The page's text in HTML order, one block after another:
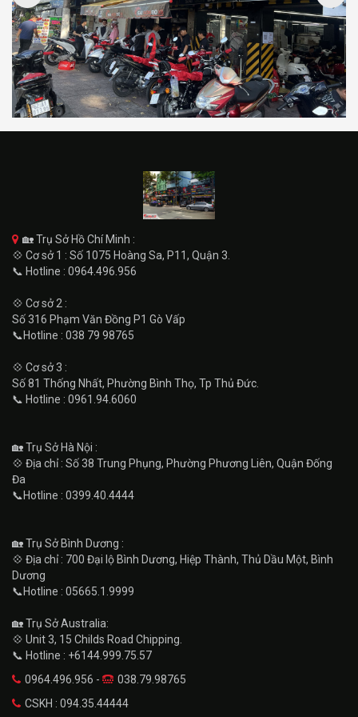
🏡 Trụ Sở Hồ Chí Minh :
💠 Cơ sở 1 : Số 1075 Hoàng Sa, P11, Quận 3.
📞 Hotline : 0964.496.956
💠 Cơ sở 2 :
Số 316 Phạm Văn Đồng P1 Gò Vấp
📞Hotline : 038 79 98765
💠 Cơ sở 3 :
Số 81 Thống Nhất, Phường Bình Thọ, Tp Thủ Đức.
📞 Hotline : 0961.94.6060
🏡 Trụ Sở Hà Nội :
💠 Địa chỉ : Số 38 Trung Phụng, Phường Phương Liên, Quận Đống
Đa
📞Hotline : 0399.40.4444
🏡 Trụ Sở Bình Dương :
💠 Địa chỉ : 700 Đại lộ Bình Dương, Hiệp Thành, Thủ Dầu Một, Bình
Dương
📞Hotline : 05665.1.9999
🏡 Trụ Sở Australia:
💠 Unit 3, 15 Childs Road Chipping.
📞 Hotline : +6144.999.75.57
0964.496.956 -
038.79.98765
CSKH : 094.35.44444